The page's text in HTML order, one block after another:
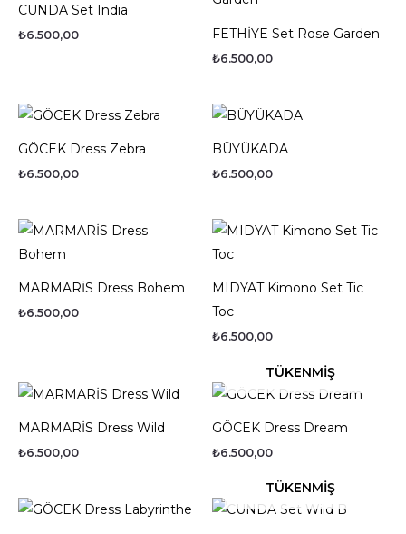
CUNDA Set India
₺6.500,00 FETHİYE Set Rose Garden
₺6.500,00
GÖCEK Dress Zebra
₺6.500,00
BÜYÜKADA
₺6.500,00
MARMARİS Dress Bohem
₺6.500,00
MIDYAT Kimono Set Tic
Toc
₺6.500,00
MARMARİS Dress Wild
₺6.500,00
TÜKENMIŞ
GÖCEK Dress Dream
₺6.500,00
TÜKENMIŞ